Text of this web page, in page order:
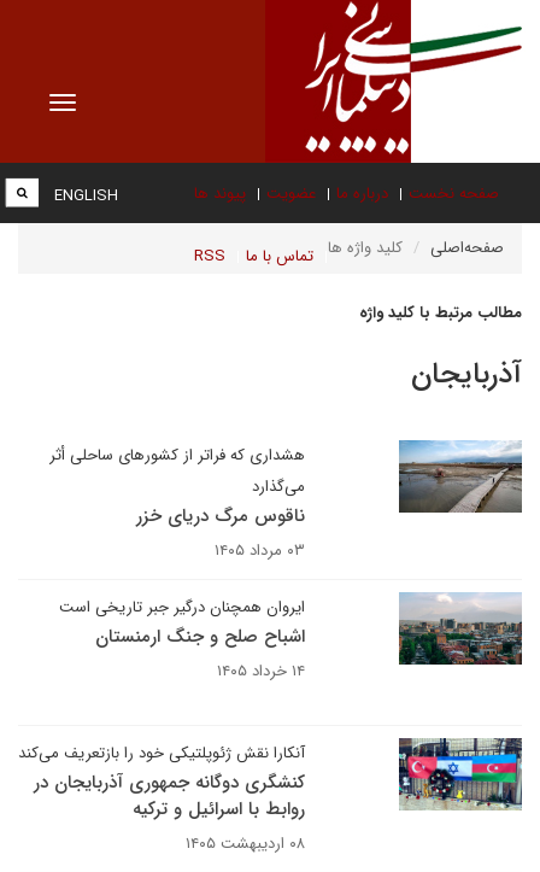
Toggle
صفحه نخست درباره ما عضویت پیوند ها
تماس با ما RSS
ENGLISH
صفحه‌اصلی کلید واژه ها
مطالب مرتبط با کلید واژه
آذربایجان
هشداری که فراتر از کشورهای ساحلی أثر
می‌گذارد
ناقوس مرگ دریای خزر
۰۳ مرداد ۱۴۰۵
ایروان همچنان درگیر جبر تاریخی است
اشباح صلح و جنگ ارمنستان
۱۴ خرداد ۱۴۰۵
آنکارا نقش ژئوپلتیکی خود را بازتعریف می‌کند
کنشگری دوگانه جمهوری آذربایجان در
روابط با اسرائیل و ترکیه
۰۸ اردیبهشت ۱۴۰۵